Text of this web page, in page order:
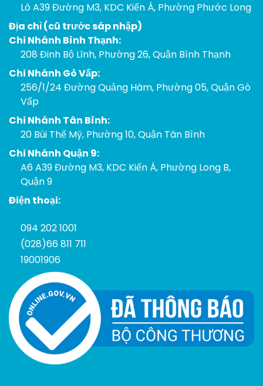
Lô A39 Đường M3, KDC Kiến Á, Phường Phước Long
Địa chỉ (cũ trước sáp nhập)
Chi Nhánh Bình Thạnh:
208 Đinh Bộ Lĩnh, Phường 26, Quận Bình Thạnh
Chi Nhánh Gò Vấp:
256/1/24 Đường Quảng Hàm, Phường 05, Quận Gò
Vấp
Chi Nhánh Tân Bình:
20 Bùi Thế Mỹ, Phường 10, Quận Tân Bình
Chi Nhánh Quận 9:
A6 A39 Đường M3, KDC Kiến Á, Phường Long B,
Quận 9
Điện thoại:
094 202 1001
(028)66 811 711
19001906